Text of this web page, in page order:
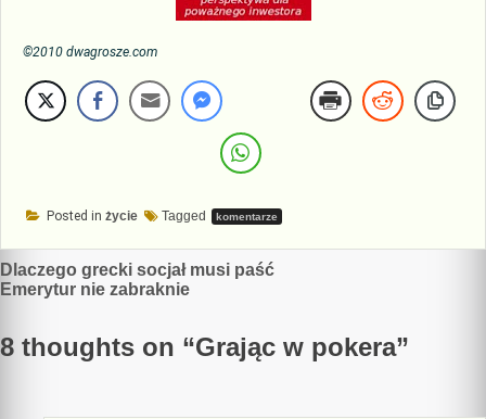
©2010 dwagrosze.com
Posted in życie Tagged komentarze
Nawigacja
wpisu
Dlaczego grecki socjał musi paść
Emerytur nie zabraknie
8 thoughts on “Grając w pokera”